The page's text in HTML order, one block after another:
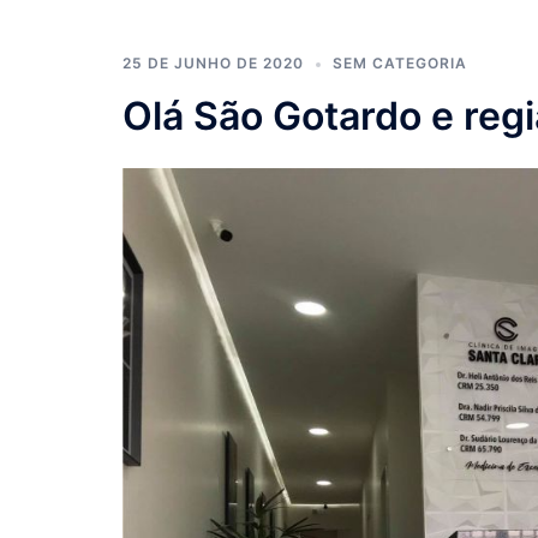
25 DE JUNHO DE 2020 SEM CATEGORIA
Olá São Gotardo e